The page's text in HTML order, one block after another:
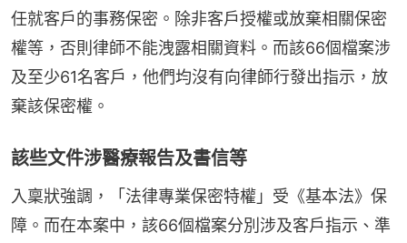
任就客戶的事務保密。除非客戶授權或放棄相關保密
權等，否則律師不能洩露相關資料。而該66個檔案涉
及至少61名客戶，他們均沒有向律師行發出指示，放
棄該保密權。
該些文件涉醫療報告及書信等
入稟狀強調，「法律專業保密特權」受《基本法》保
障。而在本案中，該66個檔案分別涉及客戶指示、準